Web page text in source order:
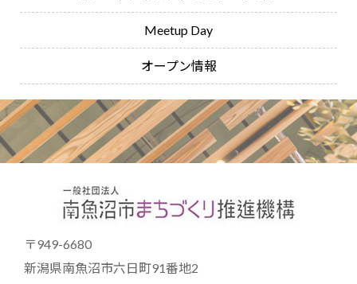
Meetup Day
オープン情報
〒949-6680
新潟県南魚沼市六日町91番地2